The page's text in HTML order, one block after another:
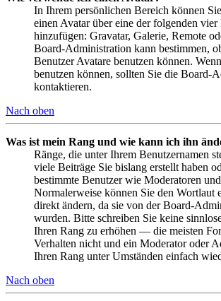
In Ihrem persönlichen Bereich können
einen Avatar über eine der folgenden vier
hinzufügen: Gravatar, Galerie, Remote
Board-Administration kann bestimmen,
Benutzer Avatare benutzen können.
benutzen können, sollten Sie die Board-
kontaktieren.
Nach oben
Was ist mein Rang und wie kann ich ihn
Ränge, die unter Ihrem Benutzernamen
viele Beiträge Sie bislang erstellt haben
bestimmte Benutzer wie Moderatoren
Normalerweise können Sie den Wortlaut
direkt ändern, da sie von der Board-
wurden. Bitte schreiben Sie keine
Ihren Rang zu erhöhen — die meisten
Verhalten nicht und ein Moderator oder
Ihren Rang unter Umständen einfach
Nach oben